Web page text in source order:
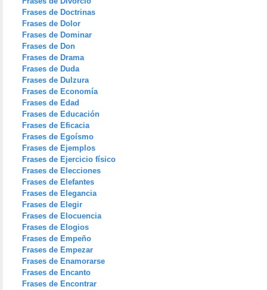
Frases de Doctrinas
Frases de Dolor
Frases de Dominar
Frases de Don
Frases de Drama
Frases de Duda
Frases de Dulzura
Frases de Economía
Frases de Edad
Frases de Educación
Frases de Eficacia
Frases de Egoísmo
Frases de Ejemplos
Frases de Ejercicio físico
Frases de Elecciones
Frases de Elefantes
Frases de Elegancia
Frases de Elegir
Frases de Elocuencia
Frases de Elogios
Frases de Empeño
Frases de Empezar
Frases de Enamorarse
Frases de Encanto
Frases de Encontrar